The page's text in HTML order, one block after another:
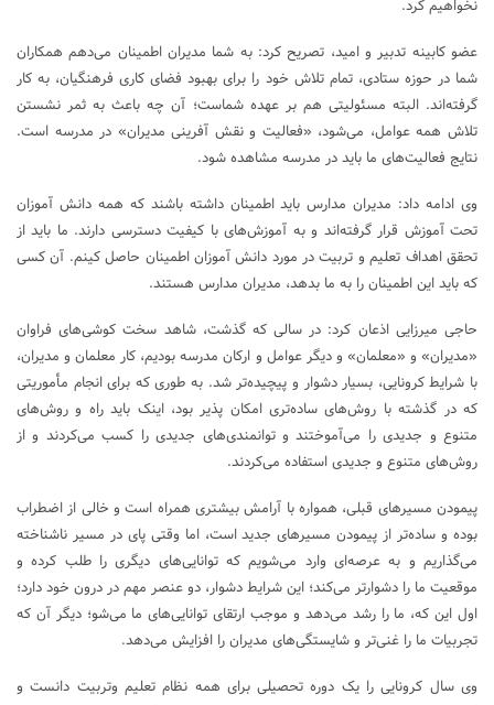
نخواهیم کرد.
عضو کابینه تدبیر و امید، تصریح کرد: به شما مدیران اطمینان می‌دهم همکاران
شما در حوزه ستادی، تمام تلاش خود را برای بهبود فضای کاری فرهنگیان، به کار
گرفته‌اند. البته مسئولیتی هم بر عهده شماست؛ آن چه باعث به ثمر نشستن
تلاش همه عوامل، می‌شود، «فعالیت و نقش آفرینی مدیران» در مدرسه است.
نتایج فعالیت‌های ما باید در مدرسه مشاهده شود.
وی ادامه داد: مدیران مدارس باید اطمینان داشته باشند که همه دانش آموزان
تحت آموزش قرار گرفته‌اند و به آموزش‌های با کیفیت دسترسی دارند. ما باید از
تحقق اهداف تعلیم و تربیت در مورد دانش آموزان اطمینان حاصل کینم. آن کسی
که باید این اطمینان را به ما بدهد، مدیران مدارس هستند.
حاجی میرزایی اذعان کرد: در سالی که گذشت، شاهد سخت کوشی‌های فراوان
«مدیران» و «معلمان» و دیگر عوامل و ارکان مدرسه بودیم، کار معلمان و مدیران،
با شرایط کرونایی، بسیار دشوار و پیچیده‌تر شد. به طوری که برای انجام مأموریتی
که در گذشته با روش‌های ساده‌تری امکان پذیر بود، اینک باید راه و روش‌های
متنوع و جدیدی را می‌آموختند و توانمندی‌های جدیدی را کسب می‌کردند و از
روش‌های متنوع و جدیدی استفاده می‌کردند.
پیمودن مسیرهای قبلی، همواره با آرامش بیشتری همراه است و خالی از اضطراب
بوده و ساده‌تر از پیمودن مسیرهای جدید است، اما وقتی پای در مسیر ناشناخته
می‌گذاریم و به عرصه‌ای وارد می‌شویم که توانایی‌های دیگری را طلب کرده و
موقعیت ما را دشوارتر می‌کند؛ این شرایط دشوار، دو عنصر مهم در درون خود دارد؛
اول این که، ما را رشد می‌دهد و موجب ارتقای توانایی‌های ما می‌شو؛ دیگر آن که
تجربیات ما را غنی‌تر و شایستگی‌های مدیران را افزایش می‌دهد.
وی سال کرونایی را یک دوره تحصیلی برای همه نظام تعلیم وتربیت دانست و